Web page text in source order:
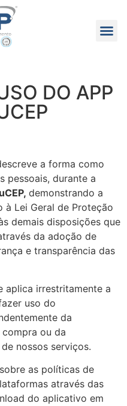
DO APP
a forma como
pessoais, durante a
demonstrando a
à Lei Geral de Proteção
demais disposições que
da adoção de
e transparência das
aplica irrestritamente a
uso do
da
ou da
nossos serviços.
as políticas de
através das
do aplicativo em